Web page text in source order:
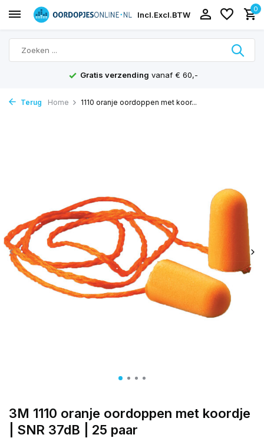
Incl.Excl.BTW
0
Gratis verzending vanaf € 60,-
Terug Home 1110 oranje oordoppen met koor...
3M 1110 oranje oordoppen met koordje
| SNR 37dB | 25 paar